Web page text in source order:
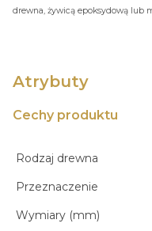
drewna, żywicą epoksydową lub
Atrybuty
Cechy produktu
Rodzaj drewna
Przeznaczenie
Wymiary (mm)